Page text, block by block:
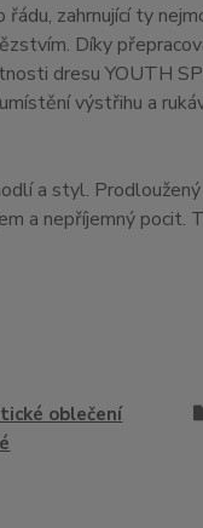
řádu, zahrnující ty
Díky
dresu YOUTH
výstřihu a
a styl.
a nepříjemný
oblečení